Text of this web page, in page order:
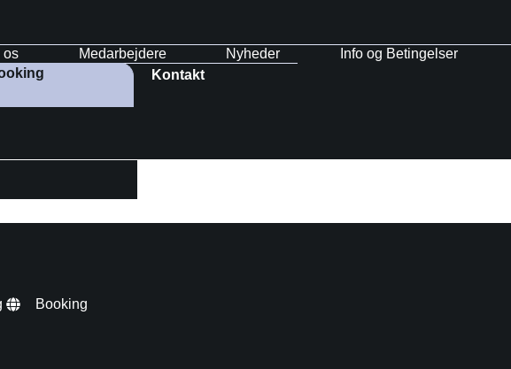
os Medarbejdere Nyheder
Info og Betingelser
Kontakt
Booking